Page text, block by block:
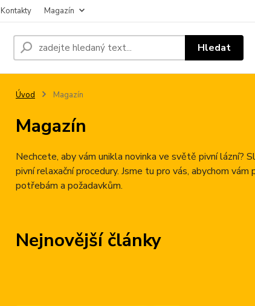
Kontakty Magazín
Hledat
Úvod Magazín
Magazín
Nechcete, aby vám unikla novinka ve světě pivní lázní?
pivní relaxační procedury. Jsme tu pro vás, abychom
potřebám a požadavkům.
Nejnovější články